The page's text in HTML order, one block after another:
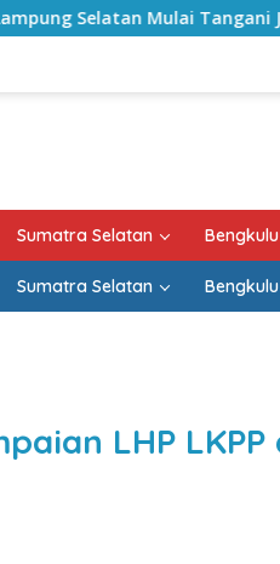
Jalan RA Basyid, Kontrak
Sumatra Selatan Bengkulu
Sumatra Selatan Bengkulu
LHP LKPP